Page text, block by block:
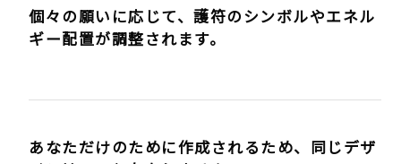
個々の願いに応じて、護符のシンボルやエネル
ギー配置が調整されます。
あなただけのために作成されるため、同じデザ